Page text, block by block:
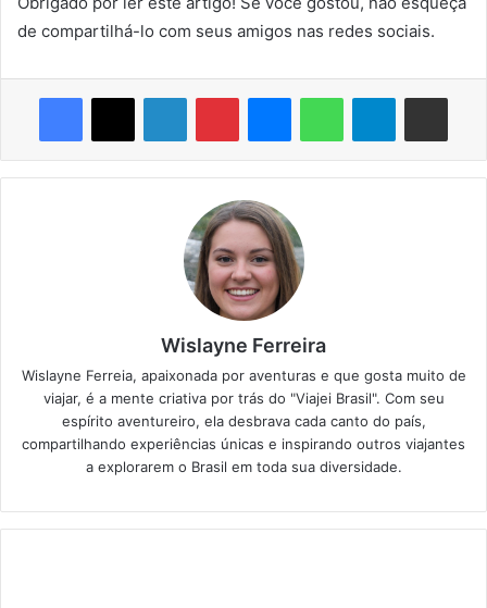
de compartilhá-lo com seus amigos nas redes sociais.
Facebook
X LinkedinPinterestMessengerWhatsAppTelegramCompartilhar via e-mail
Wislayne Ferreira
Wislayne Ferreia, apaixonada por aventuras e que gosta muito de
viajar, é a mente criativa por trás do "Viajei Brasil". Com seu
espírito aventureiro, ela desbrava cada canto do país,
compartilhando experiências únicas e inspirando outros viajantes
a explorarem o Brasil em toda sua diversidade.